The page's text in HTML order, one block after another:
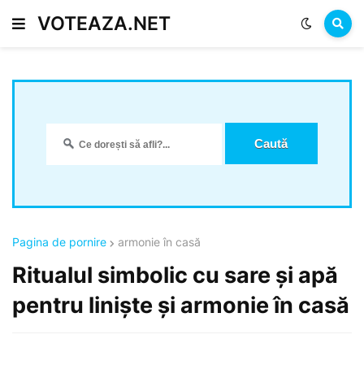
VOTEAZA.NET
Pagina de pornire armonie în casă
Ritualul simbolic cu sare și apă
pentru liniște și armonie în casă